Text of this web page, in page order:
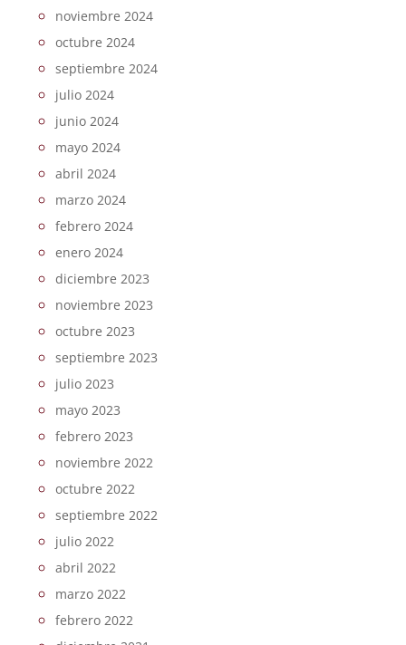
noviembre 2024
octubre 2024
septiembre 2024
julio 2024
junio 2024
mayo 2024
abril 2024
marzo 2024
febrero 2024
enero 2024
diciembre 2023
noviembre 2023
octubre 2023
septiembre 2023
julio 2023
mayo 2023
febrero 2023
noviembre 2022
octubre 2022
septiembre 2022
julio 2022
abril 2022
marzo 2022
febrero 2022